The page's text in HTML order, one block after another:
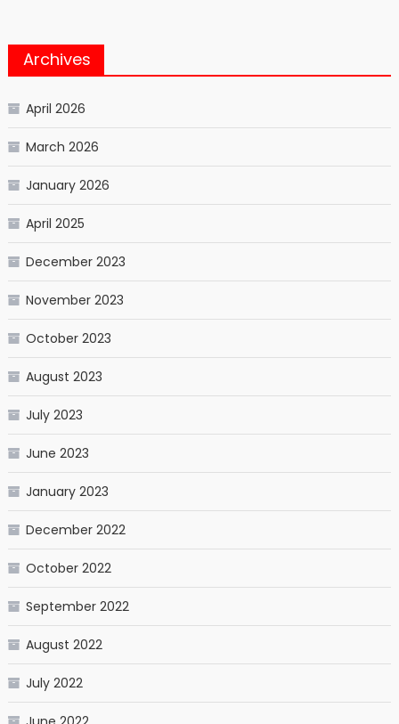
Archives
April 2026
March 2026
January 2026
April 2025
December 2023
November 2023
October 2023
August 2023
July 2023
June 2023
January 2023
December 2022
October 2022
September 2022
August 2022
July 2022